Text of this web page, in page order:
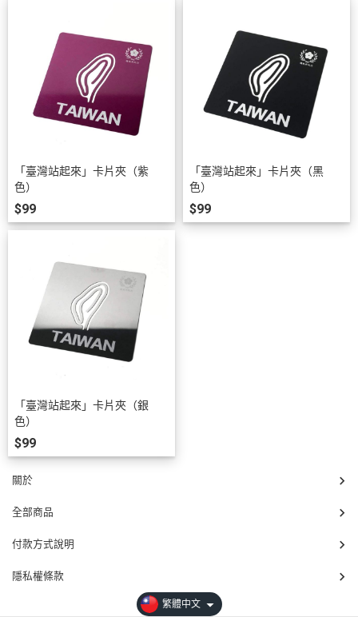
「臺灣站起來」卡片夾（紫
色）
$99
「臺灣站起來」卡片夾（黑
色）
$99
「臺灣站起來」卡片夾（銀
色）
$99
關於
全部商品
付款方式說明
隱私權條款
繁體中文